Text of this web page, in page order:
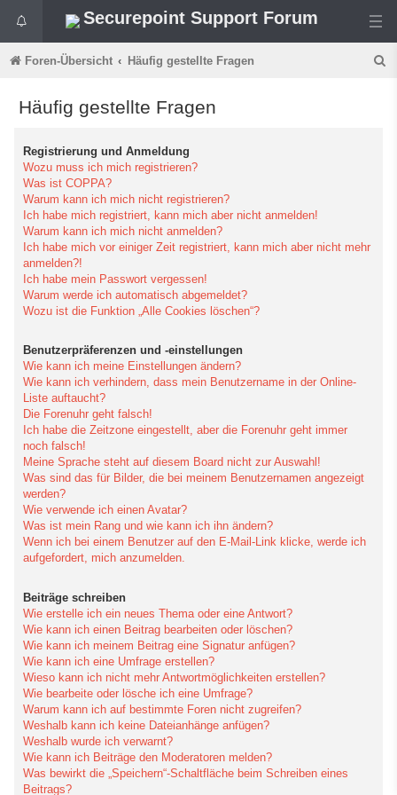
Securepoint Support Forum
Foren-Übersicht Häufig gestellte Fragen
Häufig gestellte Fragen
Registrierung und Anmeldung
Wozu muss ich mich registrieren?
Was ist COPPA?
Warum kann ich mich nicht registrieren?
Ich habe mich registriert, kann mich aber nicht anmelden!
Warum kann ich mich nicht anmelden?
Ich habe mich vor einiger Zeit registriert, kann mich aber nicht mehr
anmelden?!
Ich habe mein Passwort vergessen!
Warum werde ich automatisch abgemeldet?
Wozu ist die Funktion „Alle Cookies löschen“?
Benutzerpräferenzen und -einstellungen
Wie kann ich meine Einstellungen ändern?
Wie kann ich verhindern, dass mein Benutzername in der Online-
Liste auftaucht?
Die Forenuhr geht falsch!
Ich habe die Zeitzone eingestellt, aber die Forenuhr geht immer
noch falsch!
Meine Sprache steht auf diesem Board nicht zur Auswahl!
Was sind das für Bilder, die bei meinem Benutzernamen angezeigt
werden?
Wie verwende ich einen Avatar?
Was ist mein Rang und wie kann ich ihn ändern?
Wenn ich bei einem Benutzer auf den E-Mail-Link klicke, werde ich
aufgefordert, mich anzumelden.
Beiträge schreiben
Wie erstelle ich ein neues Thema oder eine Antwort?
Wie kann ich einen Beitrag bearbeiten oder löschen?
Wie kann ich meinem Beitrag eine Signatur anfügen?
Wie kann ich eine Umfrage erstellen?
Wieso kann ich nicht mehr Antwortmöglichkeiten erstellen?
Wie bearbeite oder lösche ich eine Umfrage?
Warum kann ich auf bestimmte Foren nicht zugreifen?
Weshalb kann ich keine Dateianhänge anfügen?
Weshalb wurde ich verwarnt?
Wie kann ich Beiträge den Moderatoren melden?
Was bewirkt die „Speichern“-Schaltfläche beim Schreiben eines
Beitrags?